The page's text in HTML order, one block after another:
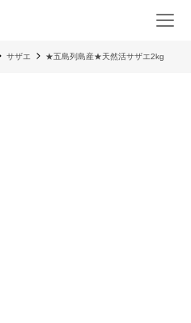
サザエ ★五島列島産★天然活サザエ2kg